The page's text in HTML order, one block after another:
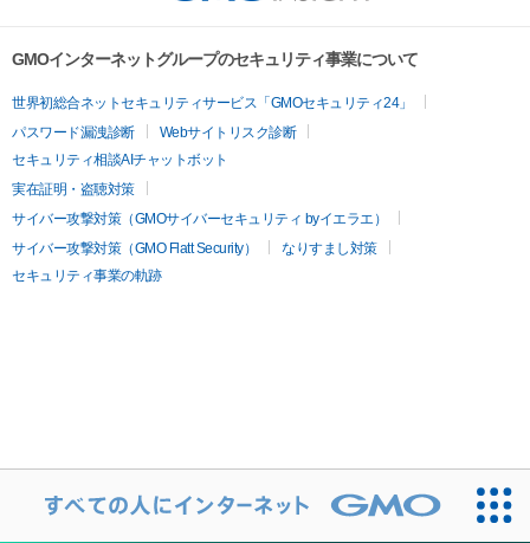
GMOインターネットグループのセキュリティ事業について
世界初総合ネットセキュリティサービス「GMOセキュリティ24」
パスワード漏洩診断
Webサイトリスク診断
セキュリティ相談AIチャットボット
実在証明・盗聴対策
サイバー攻撃対策（GMOサイバーセキュリティ byイエラエ）
サイバー攻撃対策（GMO Flatt Security）
なりすまし対策
セキュリティ事業の軌跡